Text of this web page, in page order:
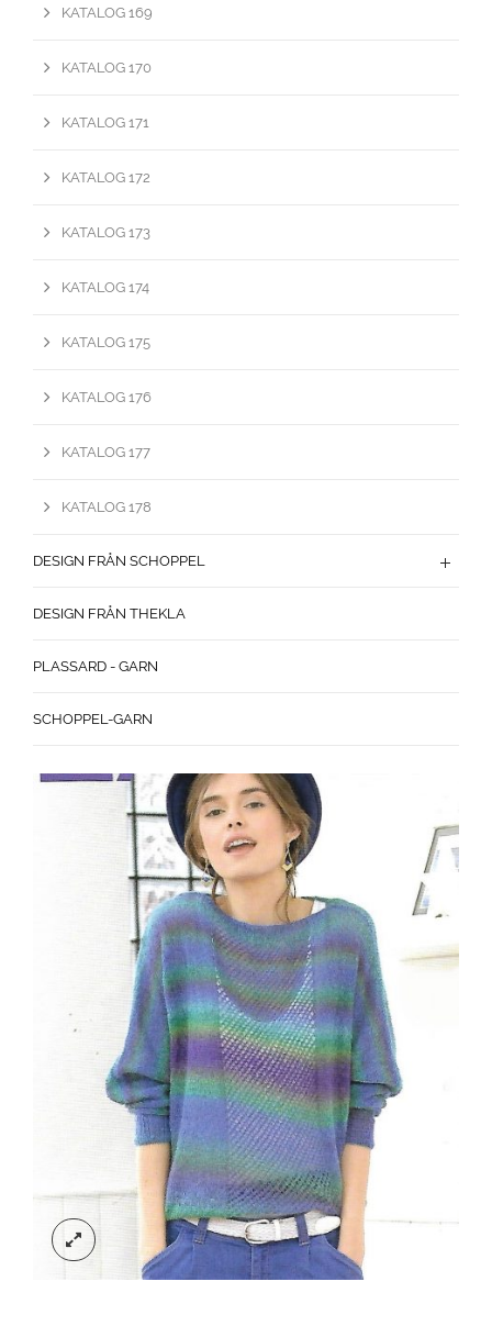
KATALOG 169
KATALOG 170
KATALOG 171
KATALOG 172
KATALOG 173
KATALOG 174
KATALOG 175
KATALOG 176
KATALOG 177
KATALOG 178
DESIGN FRÅN SCHOPPEL
DESIGN FRÅN THEKLA
PLASSARD - GARN
SCHOPPEL-GARN